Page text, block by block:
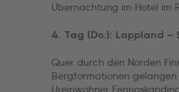
Übernachtung im Hotel im
4. Tag (Do.): Lappland –
Quer durch den Norden
Bergformationen gelangen
Ureinwohner